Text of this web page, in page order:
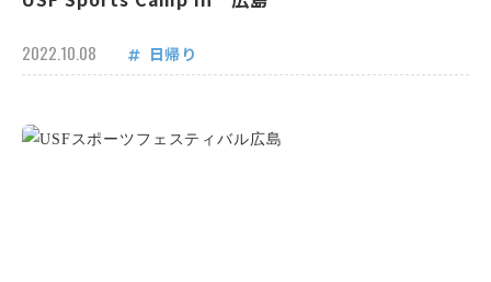
2022.10.08 日帰り